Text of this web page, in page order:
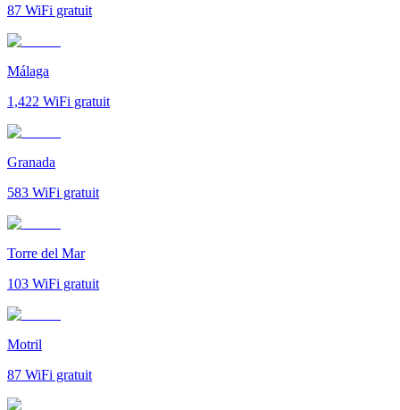
87 WiFi gratuit
Málaga
1,422 WiFi gratuit
Granada
583 WiFi gratuit
Torre del Mar
103 WiFi gratuit
Motril
87 WiFi gratuit